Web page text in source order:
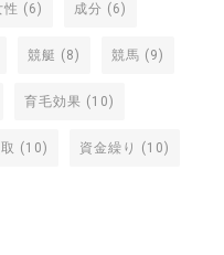
性 (6) 成分 (6)
競艇 (8) 競馬 (9)
育毛効果 (10)
(10) 資金繰り (10)